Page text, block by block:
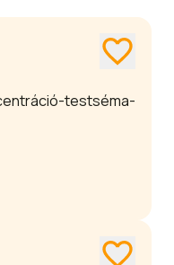
testséma-